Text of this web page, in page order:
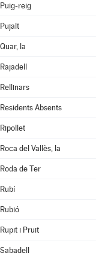
Puig-reig
Pujalt
Quar, la
Rajadell
Rellinars
Residents Absents
Ripollet
Roca del Vallès, la
Roda de Ter
Rubí
Rubió
Rupit i Pruit
Sabadell